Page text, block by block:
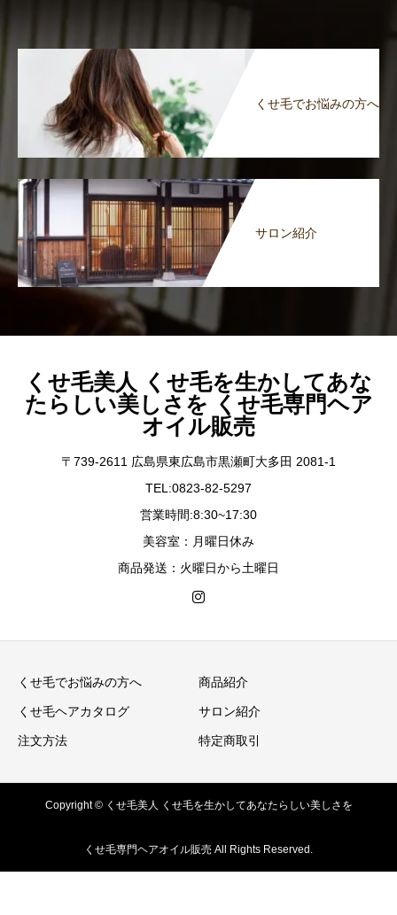
くせ毛でお悩みの方へ
サロン紹介
くせ毛美人 くせ毛を生かしてあな
たらしい美しさを くせ毛専門ヘア
オイル販売
〒739-2611 広島県東広島市黒瀬町大多田 2081-1
TEL:0823-82-5297
営業時間:8:30~17:30
美容室：月曜日休み
商品発送：火曜日から土曜日
くせ毛でお悩みの方へ 商品紹介
くせ毛ヘアカタログ サロン紹介
注文方法 特定商取引
Copyright © くせ毛美人 くせ毛を生かしてあなたらしい美しさを
くせ毛専門ヘアオイル販売 All Rights Reserved.